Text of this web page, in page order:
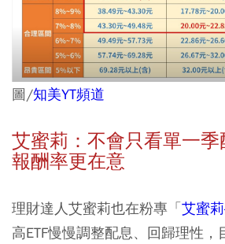
圖/知美YT頻道
艾蜜莉：不會只看單一
報酬率更在意
理財達人艾蜜莉也在粉專「艾蜜
高ETF慢慢調整配息、回歸理性，